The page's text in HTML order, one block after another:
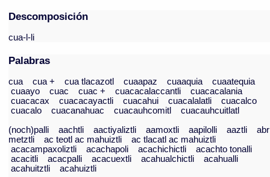
Descomposición
cua-l-li
Palabras
cua cua + cua tlacazotl cuaapaz cuaaquia
cuaatequia
cuaayo
cuac cuac + cuacacalaccantli
cuacacalania
cuacacax
cuacacayactli cuacahui cuacalalatli
cuacalco
cuacalo
cuacanahuac cuacauhcomitl
cuacauhcuitlatl
(noch)palli
aachtli aactiyaliztli aamoxtli aapilolli aaztli
metztli
ac teotl ac mahuiztli
ac tlacatl ac mahuiztli
acacampaxoliztli
acachapoli acachichictli
acachto tonalli
acacitli
acacpalli acacuextli acahualchictli
acahualli
acahuitztli
acahuiztli